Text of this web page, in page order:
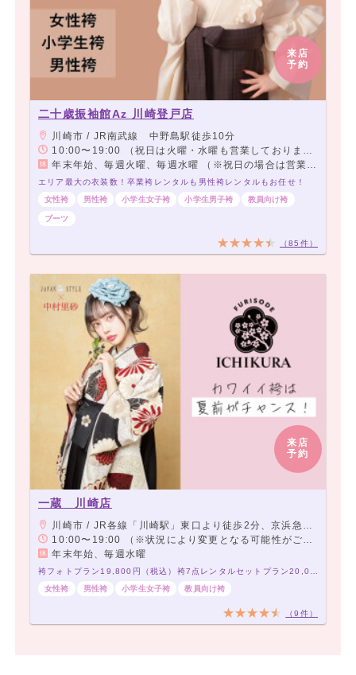
来店
予約
二十歳振袖館Az 川崎登戸店
川崎市 / JR南武線 中野島駅徒歩10分
10:00〜19:00 （祝日は火曜・水曜も営業しております。）
年末年始、毎週火曜、毎週水曜 （※祝日の場合は営業します）
エリア最大の衣装数！卒業袴レンタルも男性袴レンタルもお任せ！
女性袴
男性袴 小学生女子袴 小学生男子袴 教員向け袴
ブーツ
（85件）
来店
予約
一蔵 川崎店
川崎市 / JR各線「川崎駅」東口より徒歩2分、京浜急行「京急川崎駅」より徒歩5分
10:00〜19:00 （※状況により変更となる可能性がございます。予めご了承下さい。）
年末年始、毎週水曜
袴フォトプラン19,800円（税込）袴7点レンタルセットプラン20,000円（税込）～
女性袴
男性袴 小学生女子袴 教員向け袴
（9件）